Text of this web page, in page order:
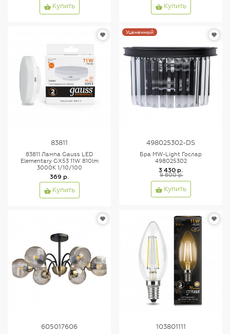
Купить Купить
83811
83811 Лампа Gauss LED
Elementary GX53 11W 810lm
3000K 1/10/100
369 р.
Купить
Уцененный
498025302-DS
Бра MW-Light Гослар
498025302
3 430 р.
9 800 р.
Купить
605017606 103801111